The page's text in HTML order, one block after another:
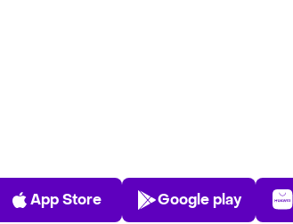
App Store
App Store
Play Store
Google play